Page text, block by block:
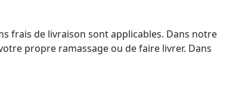
frais de livraison sont applicables. Dans notre
propre ramassage ou de faire livrer. Dans